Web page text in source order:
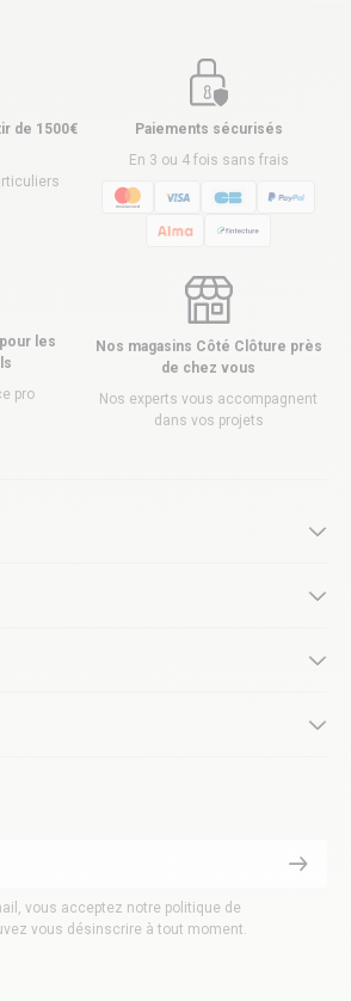
de 1500€
Paiements sécurisés
En 3 ou 4 fois sans frais
les
pro
Nos magasins Côté Clôture près
de chez vous
Nos experts vous accompagnent
dans vos projets
vous acceptez notre politique de
vous désinscrire à tout moment.